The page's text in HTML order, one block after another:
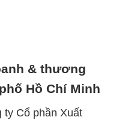
& thương
Hồ Chí Minh
ty Cổ phần Xuất